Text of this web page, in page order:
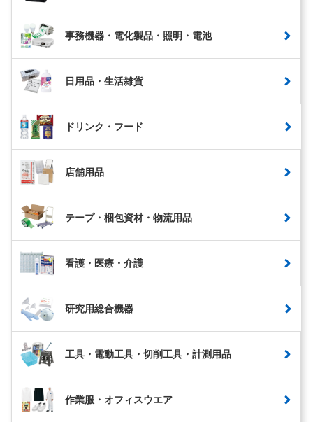
事務機器・電化製品・照明・電池
日用品・生活雑貨
ドリンク・フード
店舗用品
テープ・梱包資材・物流用品
看護・医療・介護
研究用総合機器
工具・電動工具・切削工具・計測用品
作業服・オフィスウエア